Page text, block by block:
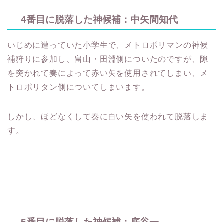
4番目に脱落した神候補：中矢間知代
いじめに遭っていた小学生で、メトロポリマンの神候
補狩りに参加し、畠山・田淵側についたのですが、隙
を突かれて奏によって赤い矢を使用されてしまい、メ
トロポリタン側についてしまいます。
しかし、ほどなくして奏に白い矢を使われて脱落しま
す。